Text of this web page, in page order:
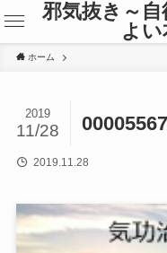
邪気抜き～
よい
ホーム
2019
11/28
2019.11.28